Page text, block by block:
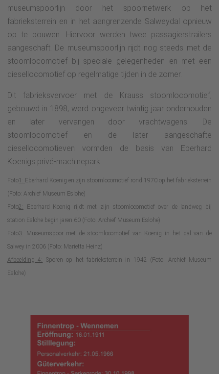
museumspoorlijn door het spoornetwerk op het
fabrieksterrein en in het aangrenzende Salweydal opnieuw
op te bouwen. Hiervoor werden twee passagierstrailers
aangeschaft. De museumspoorlijn rijdt nog steeds met de
stoomlocomotief bij speciale gelegenheden en met een
diesellocomotief op regelmatige tijden in de zomer.
Dit fabrieksvervoer met de Krauss stoomlocomotief,
gebouwd in 1898, werd ongeveer twintig jaar onderhouden
en later vervangen door vrachtwagens. De
stoomlocomotief en de later aangeschafte
diesellocomotieven vormden de basis van Eberhard
Koenigs privé-machinepark.
Foto1:
Eberhard Koenig en zijn stoomlocomotief rond 1970 op het fabrieksterrein
(Foto: Archief Museum Eslohe)
Foto2:
Eberhard Koenig rijdt met zijn stoomlocomotief over de landweg bij
station Eslohe begin jaren 60 (Foto: Archief Museum Eslohe)
Foto3:
Museumspoor met de stoomlocomotief van Koenig in het dal van de
Salwey in 2006 (Foto: Marietta Heinz)
Afbeelding 4:
Sporen op het fabrieksterrein in 1942 (Foto: Archief Museum
Eslohe)